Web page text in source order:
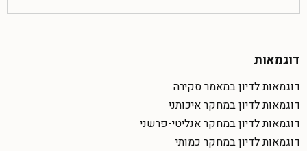
דוגמאות
דוגמאות לדיון במאמר סקירה
דוגמאות לדיון במחקר איכותני
דוגמאות לדיון במחקר אנליטי-פרשני
דוגמאות לדיון במחקר כמותי